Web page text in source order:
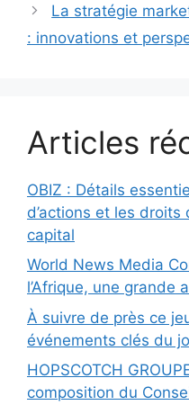
La stratégie
: innovations et
Articles
OBIZ : Détails
d’actions et les
capital
World News Media
l’Afrique, une grande
À suivre de près ce
événements clés du
HOPSCOTCH
composition du